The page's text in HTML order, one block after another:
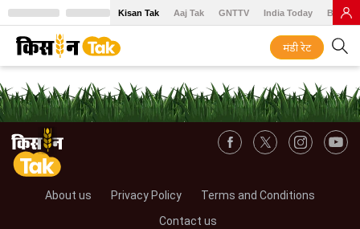
Kisan Tak Aaj Tak GNTTV India Today BT
मंडी रेट
About us Privacy Policy
Terms and Conditions
Contact us